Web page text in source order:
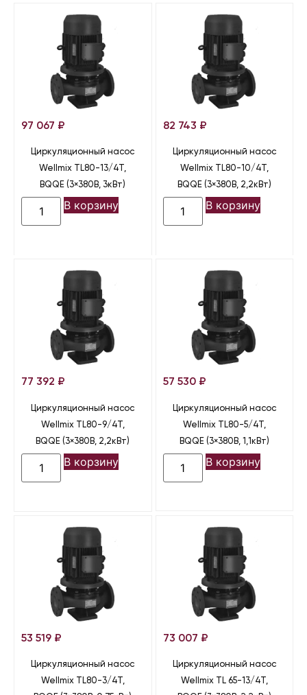
97 067 ₽
Циркуляционный насос
Wellmix TL80-13/4T,
BQQE (3×380В, 3кВт)
В корзину
82 743 ₽
Циркуляционный насос
Wellmix TL80-10/4T,
BQQE (3×380В, 2,2кВт)
В корзину
77 392 ₽
Циркуляционный насос
Wellmix TL80-9/4T,
BQQE (3×380В, 2,2кВт)
В корзину
57 530 ₽
Циркуляционный насос
Wellmix TL80-5/4T,
BQQE (3×380В, 1,1кВт)
В корзину
53 519 ₽
Циркуляционный насос
Wellmix TL80-3/4T,
73 007 ₽
Циркуляционный насос
Wellmix TL 65-13/4T,